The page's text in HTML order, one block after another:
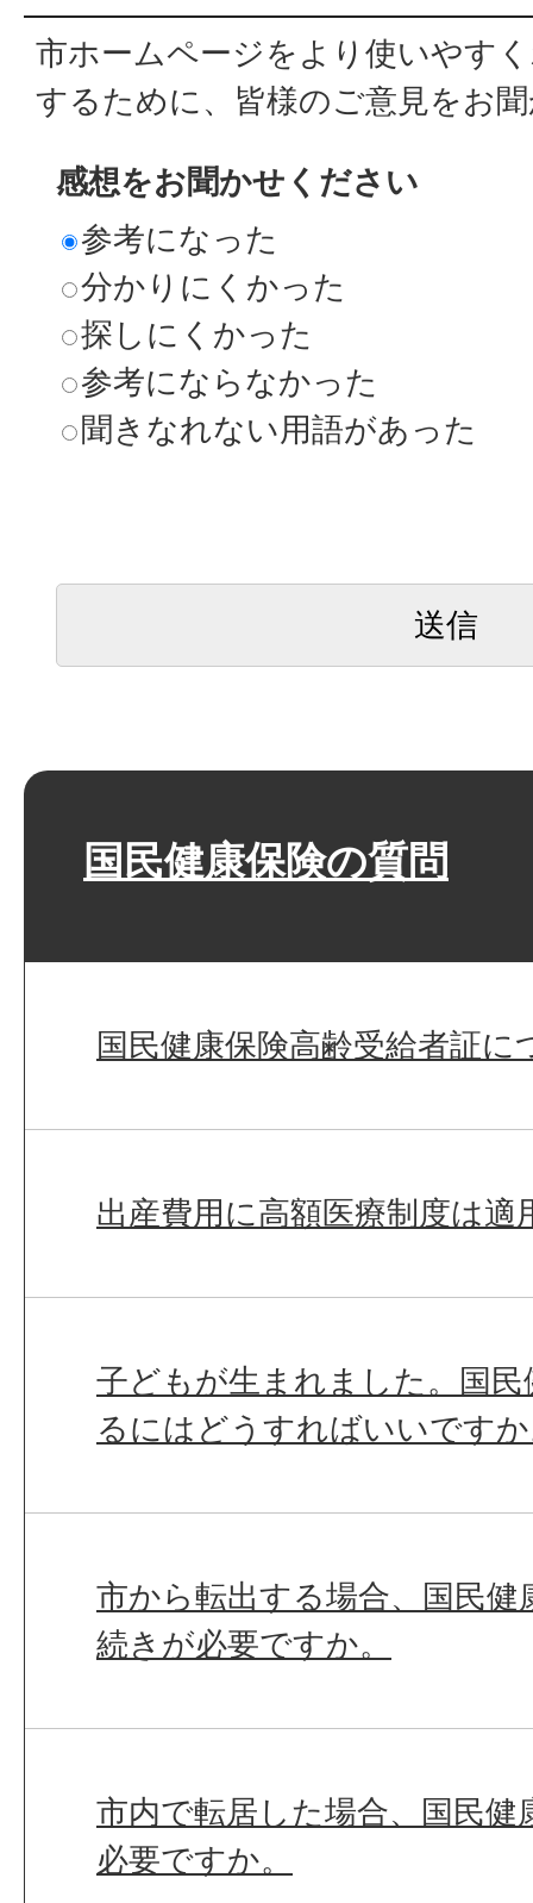
市ホームページをより使いやす
するために、皆様のご意見をお
感想をお聞かせください
参考になった
分かりにくかった
探しにくかった
参考にならなかった
聞きなれない用語があった
国民健康保険の質問
国民健康保険高齢受給者証
出産費用に高額医療制度は適
子どもが生まれました。国
るにはどうすればいいです
市から転出する場合、国民健
続きが必要ですか。
市内で転居した場合、国民健
必要ですか。